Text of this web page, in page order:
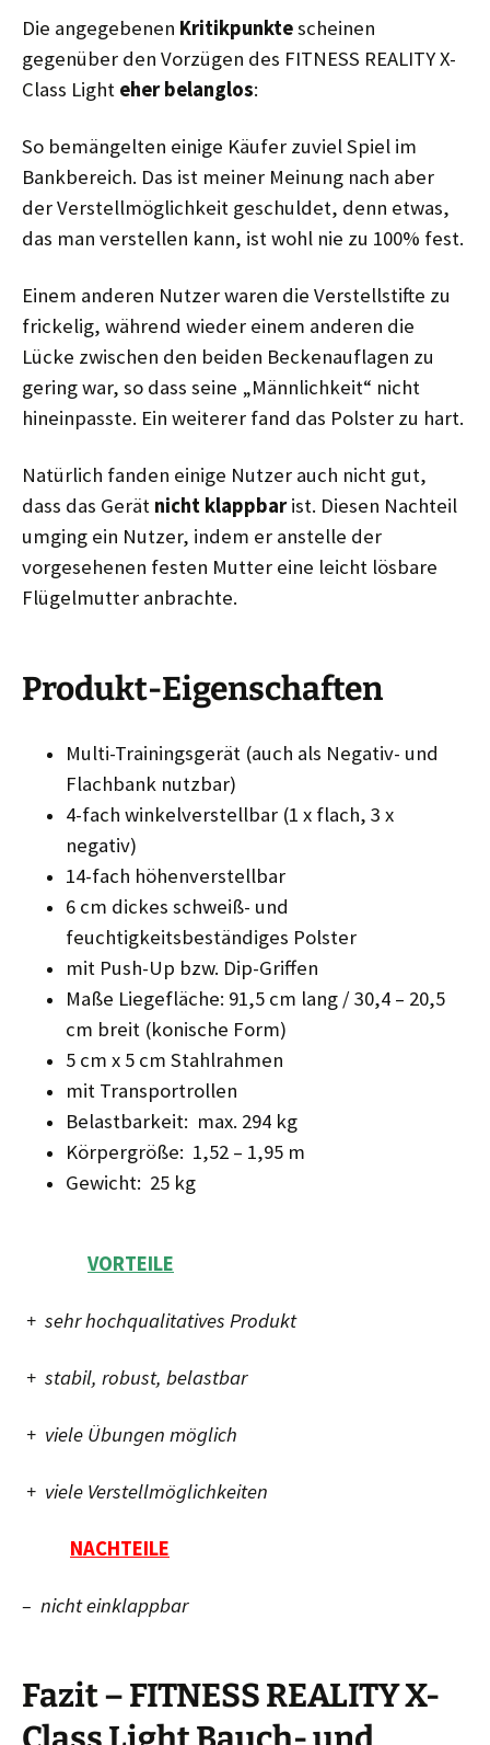
Die angegebenen Kritikpunktescheinen
gegenüber den Vorzügen des FITNESS REALITY X-
Class Light eher belanglos:
So bemängelten einige Käufer zuviel Spiel im
Bankbereich. Das ist meiner Meinung nach aber
der Verstellmöglichkeit geschuldet, denn etwas,
das man verstellen kann, ist wohl nie zu 100% fest.
Einem anderen Nutzer waren die Verstellstifte zu
frickelig, während wieder einem anderen die
Lücke zwischen den beiden Beckenauflagen zu
gering war, so dass seine „Männlichkeit“ nicht
hineinpasste. Ein weiterer fand das Polster zu hart.
Natürlich fanden einige Nutzer auch nicht gut,
dass das Gerät nicht klappbarist. Diesen Nachteil
umging ein Nutzer, indem er anstelle der
vorgesehenen festen Mutter eine leicht lösbare
Flügelmutter anbrachte.
Produkt-Eigenschaften
Multi-Trainingsgerät (auch als Negativ- und
Flachbank nutzbar)
4-fach winkelverstellbar (1 x flach, 3 x
negativ)
14-fach höhenverstellbar
6 cm dickes schweiß- und
feuchtigkeitsbeständiges Polster
mit Push-Up bzw. Dip-Griffen
Maße Liegefläche: 91,5 cm lang / 30,4 – 20,5
cm breit (konische Form)
5 cm x 5 cm Stahlrahmen
mit Transportrollen
Belastbarkeit: max. 294 kg
Körpergröße: 1,52 – 1,95 m
Gewicht: 25 kg
VORTEILE
+ sehr hochqualitatives Produkt
+ stabil, robust, belastbar
+ viele Übungen möglich
+ viele Verstellmöglichkeiten
NACHTEILE
– nicht einklappbar
Fazit – FITNESS REALITY X-